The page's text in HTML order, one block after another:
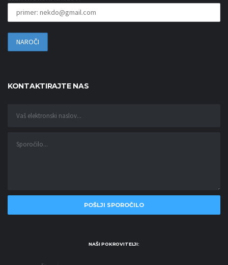
KONTAKTIRAJTE NAS
NAŠI POKROVITELJI: